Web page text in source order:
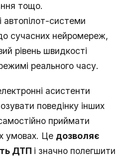
тощо.
автопілот-системи
сучасних нейромереж,
рівень швидкості
реального часу.
асистенти
поведінку інших
приймати
умовах. Це дозволяє
ДТП і значно полегшити